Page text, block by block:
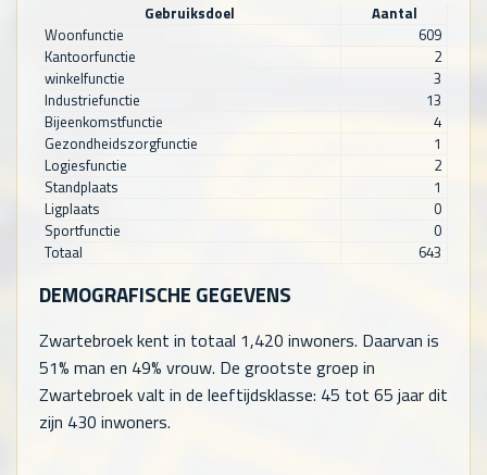
Gebruiksdoel
Aantal
Woonfunctie
609
Kantoorfunctie
2
winkelfunctie
3
Industriefunctie
13
Bijeenkomstfunctie
4
Gezondheidszorgfunctie
1
Logiesfunctie
2
Standplaats
1
Ligplaats
0
Sportfunctie
0
Totaal
643
DEMOGRAFISCHE GEGEVENS
Zwartebroek kent in totaal 1,420 inwoners. Daarvan is
51% man en 49% vrouw. De grootste groep in
Zwartebroek valt in de leeftijdsklasse: 45 tot 65 jaar dit
zijn 430 inwoners.